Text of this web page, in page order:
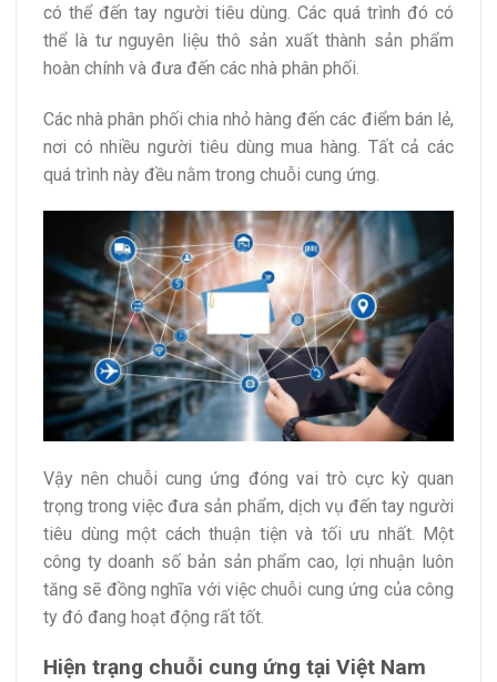
có thể đến tay người tiêu dùng. Các quá trình đó có
thể là tư nguyên liệu thô sản xuất thành sản phẩm
hoàn chính và đưa đến các nhà phân phối.
Các nhà phân phối chia nhỏ hàng đến các điểm bán lẻ,
nơi có nhiều người tiêu dùng mua hàng. Tất cả các
quá trình này đều nằm trong chuỗi cung ứng.
Vậy nên chuỗi cung ứng đóng vai trò cực kỳ quan
trọng trong việc đưa sản phẩm, dịch vụ đến tay người
tiêu dùng một cách thuận tiện và tối ưu nhất. Một
công ty doanh số bản sản phẩm cao, lợi nhuận luôn
tăng sẽ đồng nghĩa với việc chuỗi cung ứng của công
ty đó đang hoạt động rất tốt.
Hiện trạng chuỗi cung ứng tại Việt Nam